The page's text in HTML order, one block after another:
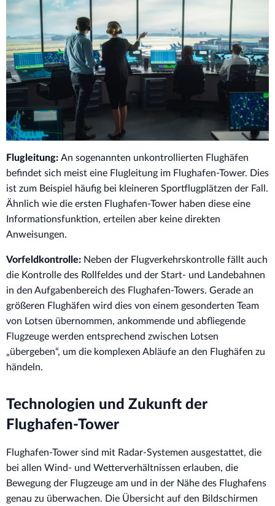
Flugleitung: An sogenannten unkontrollierten Flughäfen
befindet sich meist eine Flugleitung im Flughafen-Tower. Dies
ist zum Beispiel häufig bei kleineren Sportflugplätzen der Fall.
Ähnlich wie die ersten Flughafen-Tower haben diese eine
Informationsfunktion, erteilen aber keine direkten
Anweisungen.
Vorfeldkontrolle: Neben der Flugverkehrskontrolle fällt auch
die Kontrolle des Rollfeldes und der Start- und Landebahnen
in den Aufgabenbereich des Flughafen-Towers. Gerade an
größeren Flughäfen wird dies von einem gesonderten Team
von Lotsen übernommen, ankommende und abfliegende
Flugzeuge werden entsprechend zwischen Lotsen
„übergeben“, um die komplexen Abläufe an den Flughäfen zu
händeln.
Technologien und Zukunft der
Flughafen-Tower
Flughafen-Tower sind mit Radar-Systemen ausgestattet, die
bei allen Wind- und Wetterverhältnissen erlauben, die
Bewegung der Flugzeuge am und in der Nähe des Flughafens
genau zu überwachen. Die Übersicht auf den Bildschirmen